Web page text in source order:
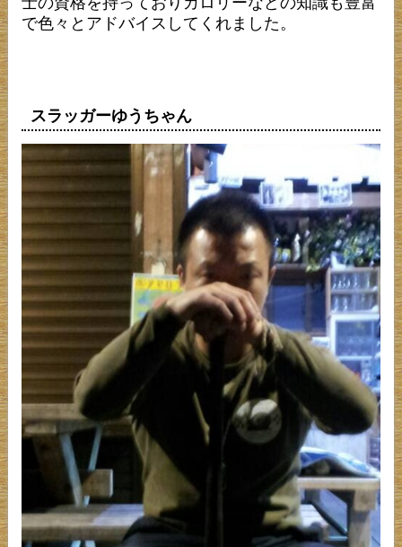
で色々とアドバイスしてくれました。
スラッガーゆうちゃん